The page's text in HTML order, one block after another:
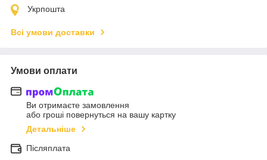
Укрпошта
Всі умови доставки
Умови оплати
Ви отримаєте замовлення
або гроші повернуться на вашу картку
Детальніше
Післяплата